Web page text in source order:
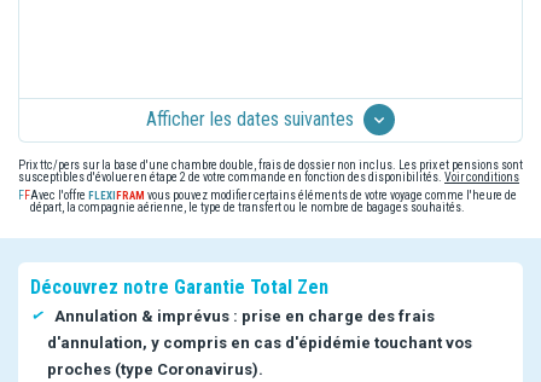
Afficher les dates suivantes
Prix ttc/pers sur la base d'une chambre double, frais de dossier non inclus. Les prix et pensions sont
susceptibles d'évoluer en étape 2 de votre commande en fonction des disponibilités. Voir conditions
Avec l'offre
vous pouvez modifier certains éléments de votre voyage comme l'heure de
départ, la compagnie aérienne, le type de transfert ou le nombre de bagages souhaités.
Découvrez notre Garantie Total Zen
Annulation & imprévus : prise en charge des frais
d'annulation, y compris en cas d'épidémie touchant vos
proches (type Coronavirus).